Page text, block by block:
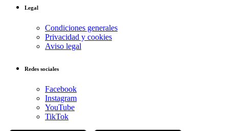
Legal
Condiciones generales
Privacidad y cookies
Aviso legal
Redes sociales
Facebook
Instagram
YouTube
TikTok